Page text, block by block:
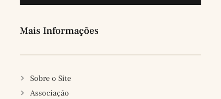
Mais Informações
Sobre o Site
Associação